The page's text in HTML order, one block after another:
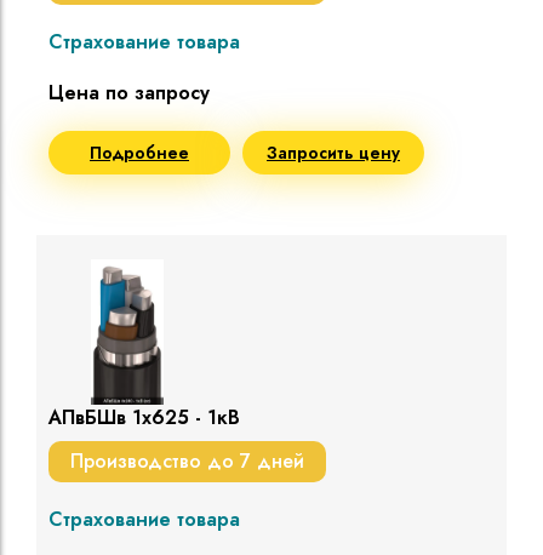
Страхование товара
Цена по запросу
Подробнее Запросить цену
АПвБШв 1х625 - 1кВ
Производство до 7 дней
Страхование товара